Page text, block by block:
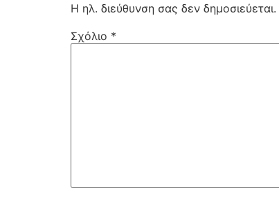
Η ηλ. διεύθυνση σας δεν δημοσιεύεται.
Σχόλιο *